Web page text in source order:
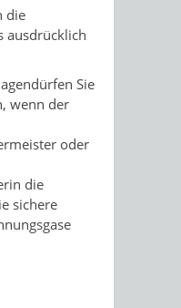
die
ausdrücklich
Sie
wenn der
oder
die
sichere